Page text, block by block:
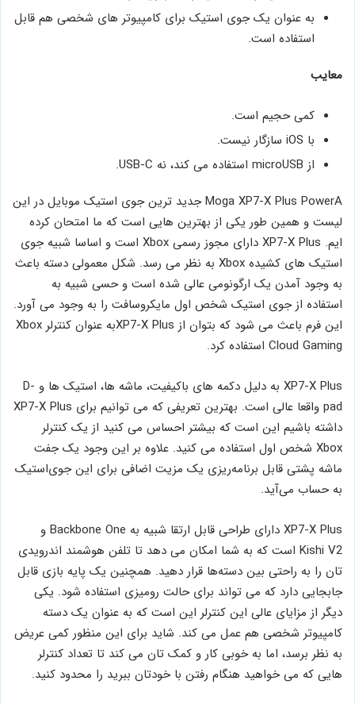
به عنوان یک جوی ‌استیک برای کامپیوتر های شخصی هم قابل
استفاده است.
معایب
کمی حجیم است.
با iOS سازگار نیست.
از microUSB استفاده می ‌کند، نه USB-C.
Moga XP7-X Plus PowerA جدید ترین جوی ‌استیک موبایل در این
لیست و همین طور یکی از بهترین‌ هایی است که ما امتحان کرده‌
ایم. XP7-X Plus دارای مجوز رسمی Xbox است و اساسا شبیه جوی
‌استیک های کشیده Xbox به نظر می‌ رسد. شکل معمولی دسته باعث
به وجود ‌آمدن یک ارگونومی عالی شده است و حسی شبیه به
استفاده از جوی ‌استیک شخص اول مایکروسافت را به وجود می ‌آورد.
این فرم باعث می ‌شود که بتوان از XP7-X Plusبه‌ عنوان کنترلر Xbox
Cloud Gaming استفاده کرد.
XP7-X Plus به دلیل دکمه ‌های باکیفیت، ماشه‌ ها، استیک ها و D-
pad واقعا عالی است. بهترین تعریفی که می ‌توانیم برای XP7-X Plus
داشته باشیم این است که بیشتر احساس می ‌کنید از یک کنترلر
Xbox شخص اول استفاده می ‌کنید. علاوه بر این وجود یک جفت
ماشه پشتی قابل برنامه‌ریزی یک مزیت اضافی برای این جوی‌استیک
به حساب می‌آید.
XP7-X Plus دارای طراحی قابل ارتقا شبیه به Backbone One و
Kishi V2 است که به شما امکان می‌ دهد تا تلفن هوشمند اندرویدی
تان را به راحتی بین دسته‌ها قرار دهید. همچنین یک پایه بازی قابل
جابجایی دارد که می ‌تواند برای حالت رومیزی استفاده شود. یکی
دیگر از مزایای عالی این کنترلر این است که به عنوان یک دسته
کامپیوتر شخصی هم عمل می ‌کند. شاید برای این منظور کمی عریض
به نظر برسد، اما به خوبی کار و کمک تان می ‌کند تا تعداد کنترلر
هایی که می‌ خواهید هنگام رفتن با خودتان ببرید را محدود کنید.